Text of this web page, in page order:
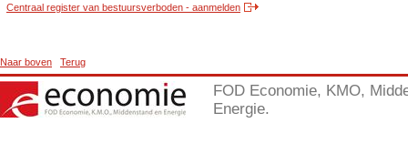
Centraal register van bestuursverboden - aanmelden
Naar boven Terug
FOD Economie, KMO,
Energie.